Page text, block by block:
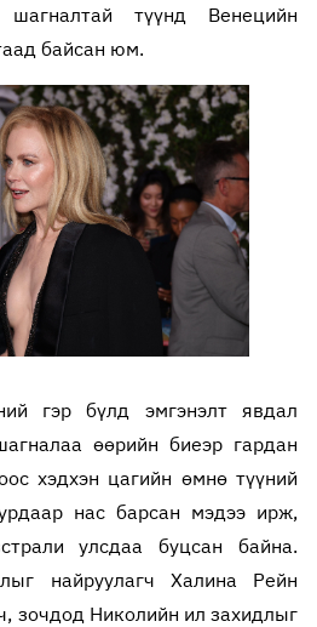
түүнд Венецийн
байсан юм.
гэр бүлд эмгэнэлт явдал
өөрийн биеэр гардан
хэдхэн цагийн өмнө түүний
нас барсан мэдээ ирж,
улсдаа буцсан байна.
найруулагч Халина Рейн
зочдод Николийн ил захидлыг